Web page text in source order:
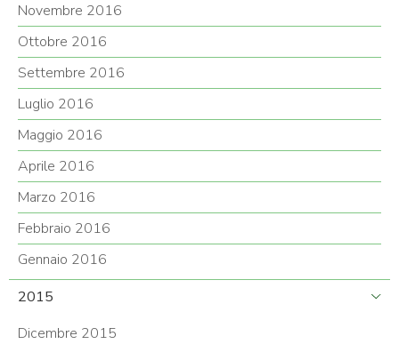
Novembre 2016
Ottobre 2016
Settembre 2016
Luglio 2016
Maggio 2016
Aprile 2016
Marzo 2016
Febbraio 2016
Gennaio 2016
2015
Dicembre 2015